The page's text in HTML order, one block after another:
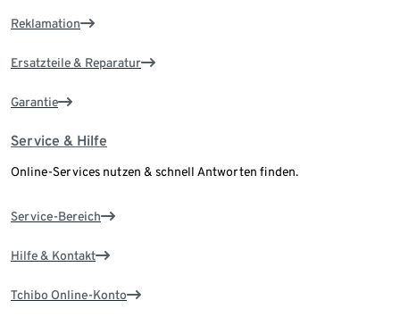
Reklamation
Ersatzteile & Reparatur
Garantie
Service & Hilfe
Online-Services nutzen & schnell Antworten finden.
Service-Bereich
Hilfe & Kontakt
Tchibo Online-Konto